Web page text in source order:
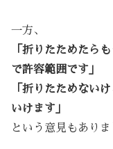
一方、
「折りたためたら
で許容範囲です」
「折りたためない
いけます」
という意見もありま